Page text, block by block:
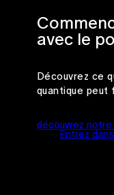
avec le
Découvrez ce
quantique peut
découvrez
Entrez